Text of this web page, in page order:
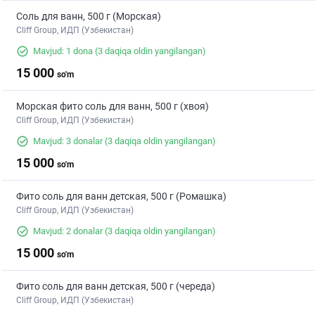
Соль для ванн, 500 г (Морская)
Cliff Group, ИДП (Узбекистан)
Mavjud: 1 dona (3 daqiqa oldin yangilangan)
15 000 so'm
Морская фито соль для ванн, 500 г (хвоя)
Cliff Group, ИДП (Узбекистан)
Mavjud: 3 donalar(3 daqiqa oldin yangilangan)
15 000 so'm
Фито соль для ванн детская, 500 г (Ромашка)
Cliff Group, ИДП (Узбекистан)
Mavjud: 2 donalar(3 daqiqa oldin yangilangan)
15 000 so'm
Фито соль для ванн детская, 500 г (череда)
Cliff Group, ИДП (Узбекистан)